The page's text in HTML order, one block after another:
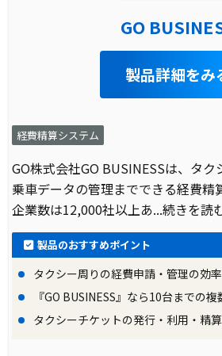
GO
製品詳細をみ
経費精算システム
GO株式会社GO BUSINESSは、タク
乗車データの管理までできる経費精
企業数は12,000社以上あ...続きを読
製品のおすすめポイント
タクシー周りの経費申請・管理の効
『GO BUSINESS』なら10台までの
タクシーチケットの発行・利用・精